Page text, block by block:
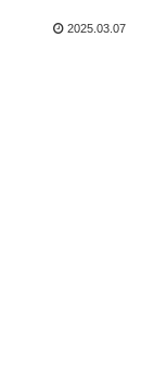
2025.03.07